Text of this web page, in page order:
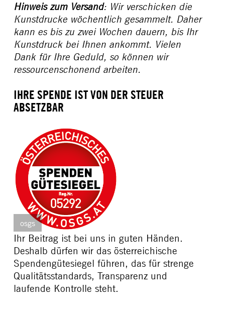
Hinweis zum Versand: Wir verschicken die
Kunstdrucke wöchentlich gesammelt. Daher
kann es bis zu zwei Wochen dauern, bis Ihr
Kunstdruck bei Ihnen ankommt. Vielen
Dank für Ihre Geduld, so können wir
ressourcenschonend arbeiten.
IHRE SPENDE IST VON DER STEUER
ABSETZBAR
osgs
Ihr Beitrag ist bei uns in guten Händen.
Deshalb dürfen wir das österreichische
Spendengütesiegel führen, das für strenge
Qualitätsstandards, Transparenz und
laufende Kontrolle steht.